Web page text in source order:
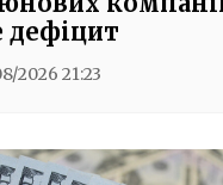
дефіцит
2026 21:23